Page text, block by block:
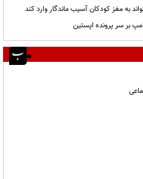
به مغز کودکان آسیب ماندگار وارد کند
بر سر پرونده اپستین